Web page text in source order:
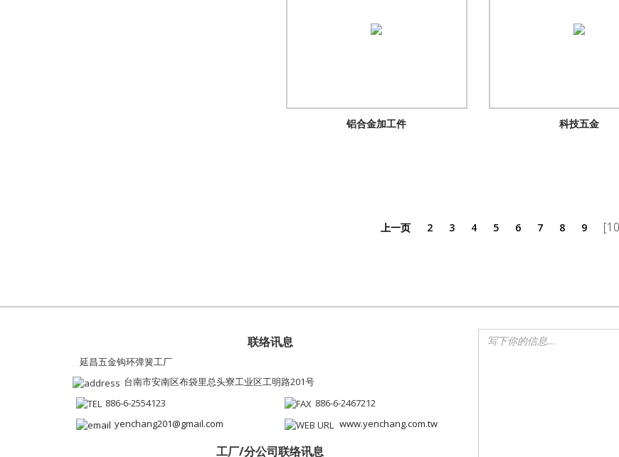
铝合金加工件 科技五金
上一页 2 3 4 5 6 7 8 9
联络讯息
延昌五金钩环弹簧工厂
台南市安南区布袋里总头寮工业区工明路201号
886-6-2554123
886-6-2467212
yenchang201@gmail.com
www.yenchang.com.tw
工厂/分公司联络讯息